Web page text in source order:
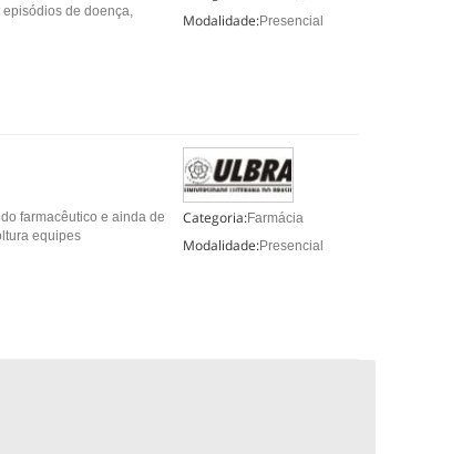
Modalidade:Presencial
de doença,
Categoria:Farmácia
Modalidade:Presencial
farmacêutico e ainda de
equipes